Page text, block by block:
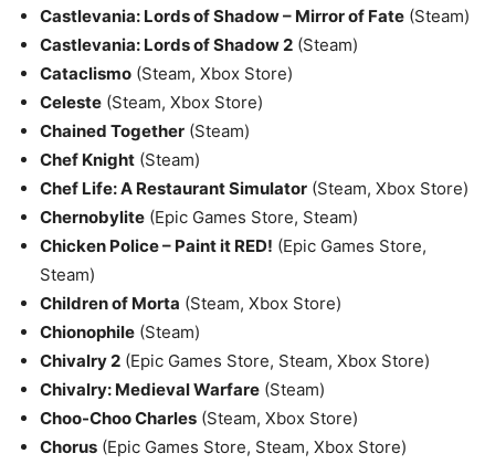
Castlevania: Lords of Shadow – Mirror of Fate (Steam)
Castlevania: Lords of Shadow 2 (Steam)
Cataclismo (Steam, Xbox Store)
Celeste (Steam, Xbox Store)
Chained Together (Steam)
Chef Knight (Steam)
Chef Life: A Restaurant Simulator (Steam, Xbox Store)
Chernobylite (Epic Games Store, Steam)
Chicken Police – Paint it RED! (Epic Games Store,
Steam)
Children of Morta (Steam, Xbox Store)
Chionophile (Steam)
Chivalry 2 (Epic Games Store, Steam, Xbox Store)
Chivalry: Medieval Warfare (Steam)
Choo-Choo Charles (Steam, Xbox Store)
Chorus (Epic Games Store, Steam, Xbox Store)